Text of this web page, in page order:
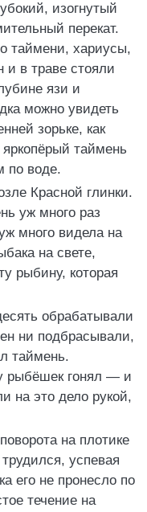
изогнутый
перекат.
таймени, хариусы,
и в траве стояли
язи и
можно увидеть
зорьке, как
таймень
по воде.
Красной глинки.
уж много раз
много видела на
на свете,
рыбину, которая
обрабатывали
ни подбрасывали,
таймень.
рыбёшек гонял — и
на это дело рукой,
на плотике
успевая
его не пронесло по
течение на